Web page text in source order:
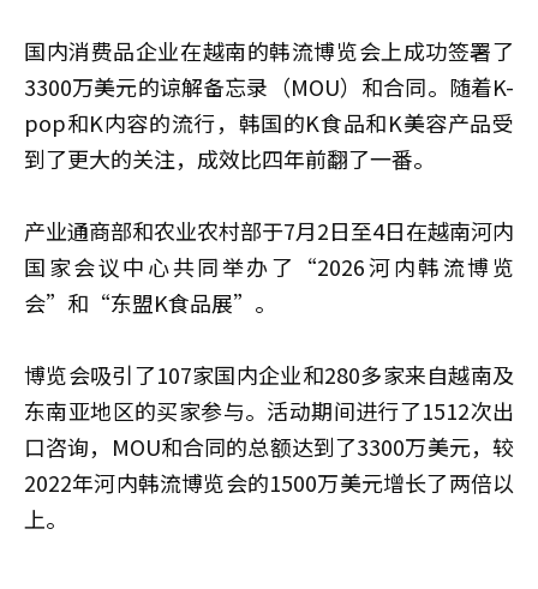
国内消费品企业在越南的韩流博览会上成功签署了
3300万美元的谅解备忘录（MOU）和合同。随着K-
pop和K内容的流行，韩国的K食品和K美容产品受
到了更大的关注，成效比四年前翻了一番。
产业通商部和农业农村部于7月2日至4日在越南河内
国家会议中心共同举办了“2026河内韩流博览
会”和“东盟K食品展”。
博览会吸引了107家国内企业和280多家来自越南及
东南亚地区的买家参与。活动期间进行了1512次出
口咨询，MOU和合同的总额达到了3300万美元，较
2022年河内韩流博览会的1500万美元增长了两倍以
上。